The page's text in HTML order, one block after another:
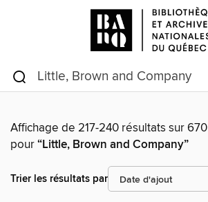
Affichage de 217-240 résultats sur 670
pour“Little, Brown and Company”
Trier les résultats par